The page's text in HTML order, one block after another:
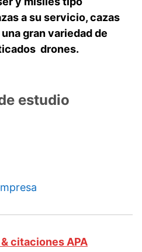
a su servicio, cazas
gran variedad de
drones.
estudio
citaciones APA